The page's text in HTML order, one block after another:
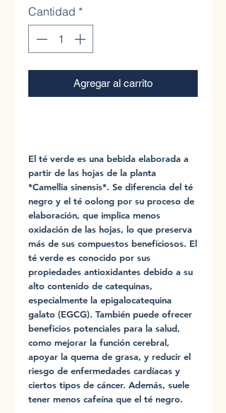
Cantidad *
Agregar al carrito
El té verde es una bebida elaborada a
partir de las hojas de la planta
*Camellia sinensis*. Se diferencia del té
negro y el té oolong por su proceso de
elaboración, que implica menos
oxidación de las hojas, lo que preserva
más de sus compuestos beneficiosos. El
té verde es conocido por sus
propiedades antioxidantes debido a su
alto contenido de catequinas,
especialmente la epigalocatequina
galato (EGCG). También puede ofrecer
beneficios potenciales para la salud,
como mejorar la función cerebral,
apoyar la quema de grasa, y reducir el
riesgo de enfermedades cardíacas y
ciertos tipos de cáncer. Además, suele
tener menos cafeína que el té negro.